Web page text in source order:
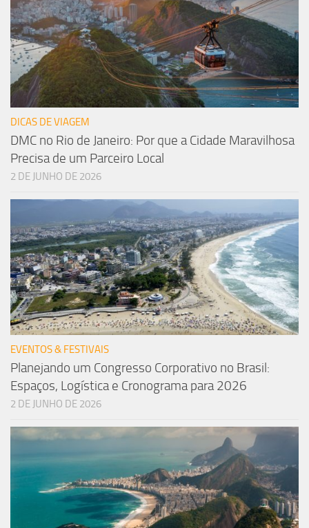
DICAS DE VIAGEM
DMC no Rio de Janeiro: Por que a Cidade Maravilhosa
Precisa de um Parceiro Local
2 DE JUNHO DE 2026
EVENTOS & FESTIVAIS
Planejando um Congresso Corporativo no Brasil:
Espaços, Logística e Cronograma para 2026
2 DE JUNHO DE 2026